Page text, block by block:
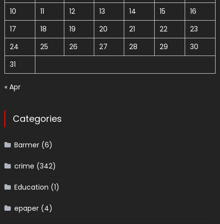
10
11 12 13 14 15
16
17
18 19 20 21 22
23
24
25 26 27 28 29
30
31
« Apr
Categories
Barmer(6)
crime (342)
Education (1)
epaper(4)